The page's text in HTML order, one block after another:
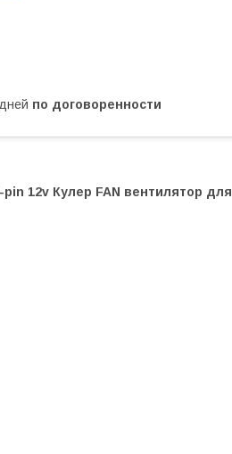
по договоренности
12v Кулер FAN вентилятор для